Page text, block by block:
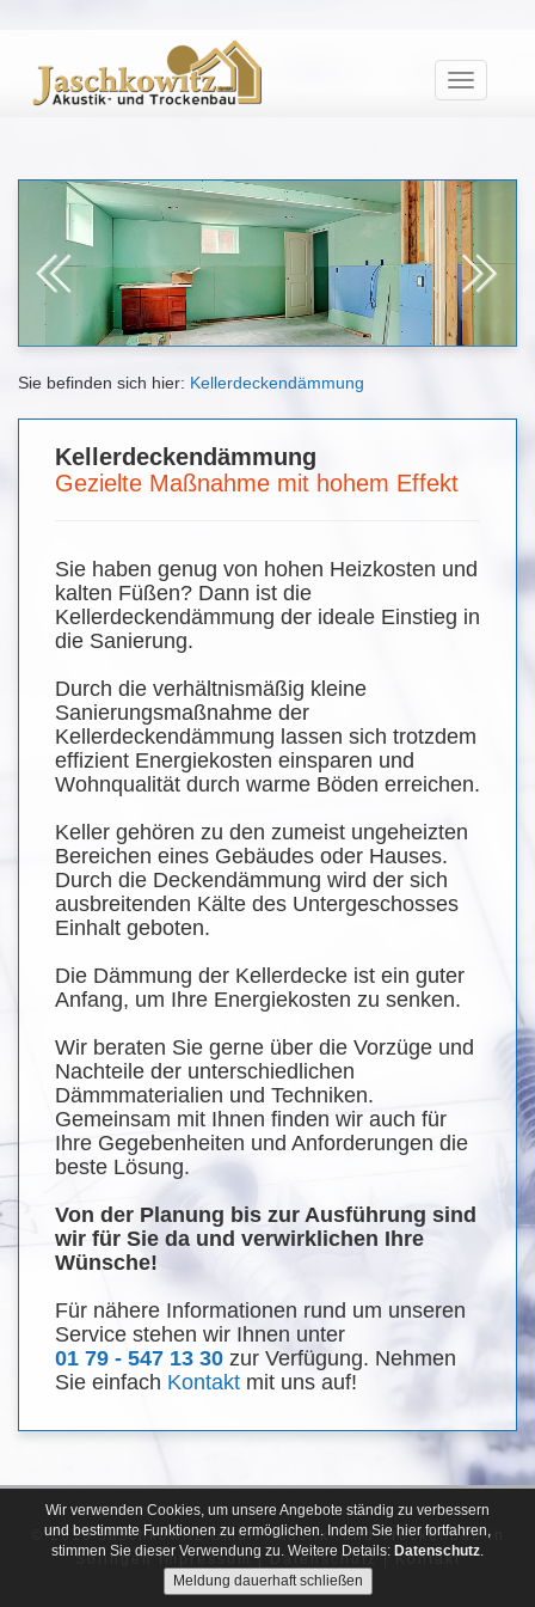
Toggle
Previous Next
Sie befinden sich hier: Kellerdeckendämmung
Kellerdeckendämmung
Gezielte Maßnahme mit hohem Effekt
Sie haben genug von hohen Heizkosten und
kalten Füßen? Dann ist die
Kellerdeckendämmung der ideale Einstieg in
die Sanierung.
Durch die verhältnismäßig kleine
Sanierungsmaßnahme der
Kellerdeckendämmung lassen sich trotzdem
effizient Energiekosten einsparen und
Wohnqualität durch warme Böden erreichen.
Keller gehören zu den zumeist ungeheizten
Bereichen eines Gebäudes oder Hauses.
Durch die Deckendämmung wird der sich
ausbreitenden Kälte des Untergeschosses
Einhalt geboten.
Die Dämmung der Kellerdecke ist ein guter
Anfang, um Ihre Energiekosten zu senken.
Wir beraten Sie gerne über die Vorzüge und
Nachteile der unterschiedlichen
Dämmmaterialien und Techniken.
Gemeinsam mit Ihnen finden wir auch für
Ihre Gegebenheiten und Anforderungen die
beste Lösung.
Von der Planung bis zur Ausführung sind
wir für Sie da und verwirklichen Ihre
Wünsche!
Für nähere Informationen rund um unseren
Service stehen wir Ihnen unter
01 79 - 547 13 30 zur Verfügung. Nehmen
Sie einfach Kontakt mit uns auf!
© 2019 Jaschkowitz GmbH Akustik- und Trockenbau in
SolingenImpressum|Datenschutz|Kontakt
Wir verwenden Cookies, um unsere Angebote ständig zu verbessern
und bestimmte Funktionen zu ermöglichen. Indem Sie hier fortfahren,
stimmen Sie dieser Verwendung zu. Weitere Details: Datenschutz.